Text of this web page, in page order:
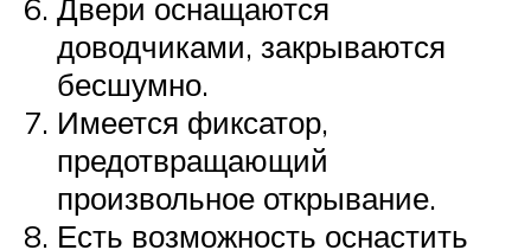
Двери оснащаются
доводчиками, закрываются
бесшумно.
Имеется фиксатор,
предотвращающий
произвольное открывание.
Есть возможность оснастить